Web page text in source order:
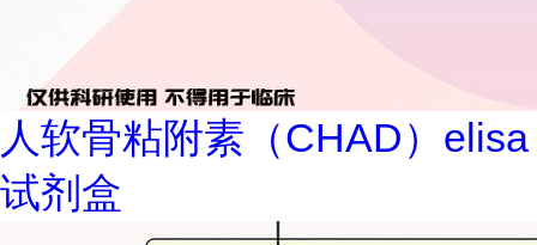
人软骨粘附素（CHAD）elisa
试剂盒